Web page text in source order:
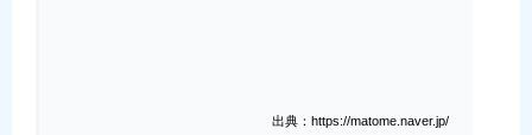
出典：https://matome.naver.jp/